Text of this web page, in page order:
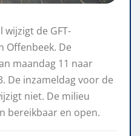
de GFT-
Offenbeek. De
maandag 11 naar
De inzameldag voor de
niet. De milieu
bereikbaar en open.